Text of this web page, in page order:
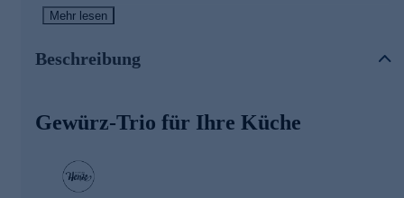
Von unserem Koch-Profi erhalten Sie ein Set mit drei
Avocado-Gewürz: Hervorragend zu Avocado, Pasta,
aber auch Fleisch, Fisch, Gemüse und Pasta mit einem
feinen Trüffelaroma.
Mehr lesen
Beschreibung
Gewürz-Trio für Ihre Küche